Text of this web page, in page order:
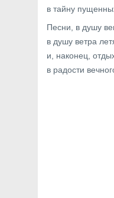
в тайну
Песни, в душу
в душу ветра
и, наконец,
в радости